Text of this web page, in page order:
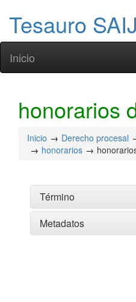
Tesauro SAIJ
Inicio
honorarios
Inicio Derecho procesal
honorarios
Término
Metadatos